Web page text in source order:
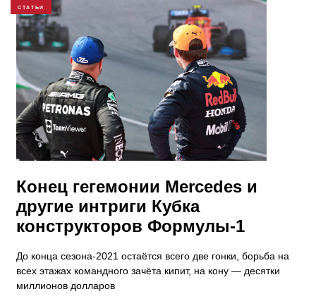
СТАТЬИ
Конец гегемонии Mercedes и
другие интриги Кубка
конструкторов Формулы-1
До конца сезона-2021 остаётся всего две гонки, борьба на
всех этажах командного зачёта кипит, на кону — десятки
миллионов долларов